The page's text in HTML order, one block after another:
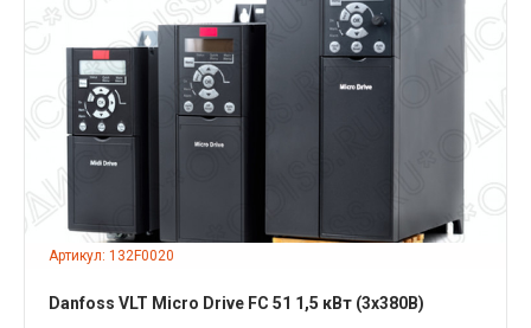
Артикул: 132F0020
ПОДРОБНЕЕ
Danfoss VLT Micro Drive FC 51 1,5 кВт (3x380B)